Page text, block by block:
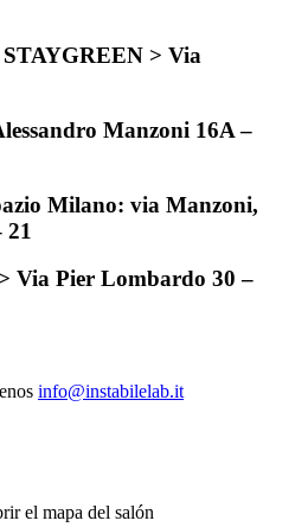
> Via
Manzoni 16A –
Milano: via Manzoni,
Via Pier Lombardo 30 –
info@instabilelab.it
el mapa del salón